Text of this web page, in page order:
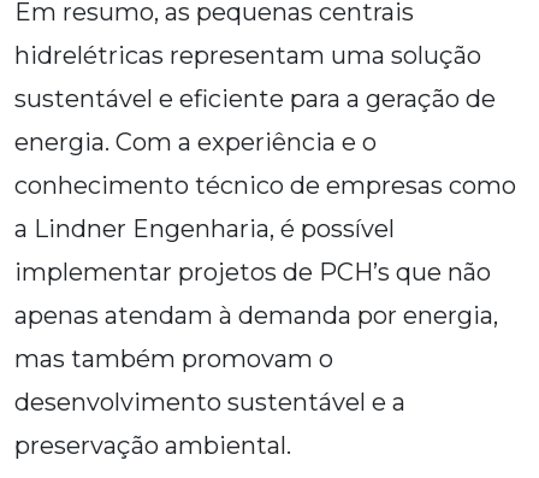
Em resumo, as pequenas centrais
hidrelétricas representam uma solução
sustentável e eficiente para a geração de
energia. Com a experiência e o
conhecimento técnico de empresas como
a Lindner Engenharia, é possível
implementar projetos de PCH’s que não
apenas atendam à demanda por energia,
mas também promovam o
desenvolvimento sustentável e a
preservação ambiental.